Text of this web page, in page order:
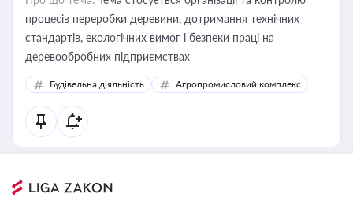
процесів переробки деревини, дотримання технічних
стандартів, екологічних вимог і безпеки праці на
деревообробних підприємствах
Будівельна діяльність Агропромисловий комплекс